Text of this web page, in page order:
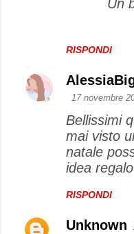
RISPONDI
Un
17 novembre
Bellissimi
mai visto
natale
idea regalo
RISPONDI
Unknown